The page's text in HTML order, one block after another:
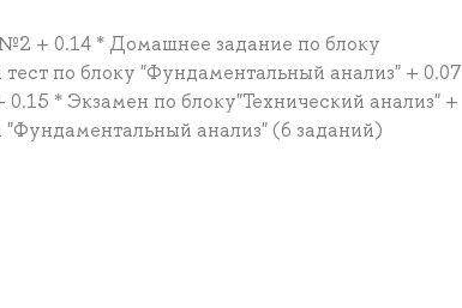
+ 0.14 * Домашнее задание по блоку
по блоку "Фундаментальный анализ" + 0.07
* Экзамен по блоку"Технический анализ" +
анализ" (6 заданий)